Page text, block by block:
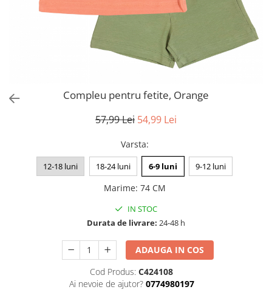
Compleu pentru fetite, Orange
57,99 Lei 54,99 Lei
Varsta:
12-18 luni 18-24 luni 6-9 luni 9-12 luni
Marime: 74 CM
IN STOC
Durata de livrare: 24-48 h
ADAUGA IN COS
Cod Produs: C424108
Ai nevoie de ajutor? 0774980197